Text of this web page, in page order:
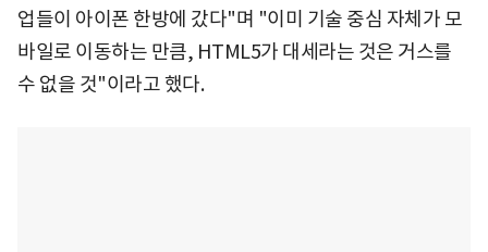
업들이 아이폰 한방에 갔다"며 "이미 기술 중심 자체가 모
바일로 이동하는 만큼, HTML5가 대세라는 것은 거스를
수 없을 것"이라고 했다.